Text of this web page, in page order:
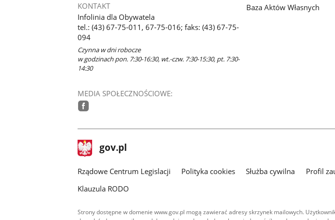
KONTAKT
Infolinia dla Obywatela
tel.: (43) 67-75-011, 67-75-016; faks: (43) 67-75-
094
Czynna w dni robocze
w godzinach pon. 7:30-16:30, wt.-czw. 7:30-15:30, pt. 7:30-
14:30
MEDIA SPOŁECZNOŚCIOWE:
Baza Aktów Własnych
stopka
gov.pl Strona
gov.pl
Rządowe Centrum Legislacji Polityka cookies Służba cywilna Profil
Klauzula RODO
Strony dostępne w domenie www.gov.pl mogą zawierać adresy skrzynek mailowych.